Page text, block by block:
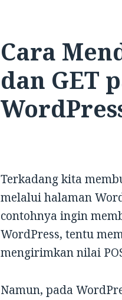
Cara
dan GET
Terkadang kita
melalui halaman
contohnya ingin
WordPress, tentu
mengirimkan nilai
Namun, pada